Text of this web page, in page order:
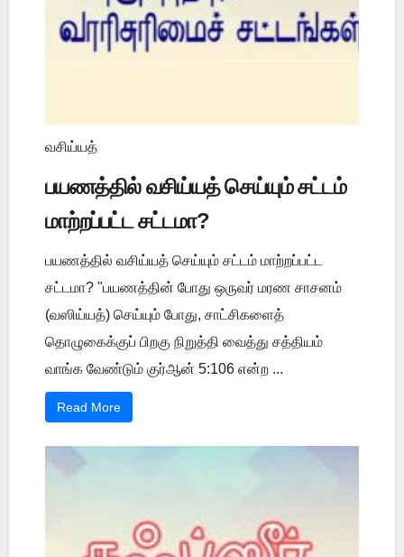
வசிய்யத்
பயணத்தில் வசிய்யத் செய்யும் சட்டம்
மாற்றப்பட்ட சட்டமா?
பயணத்தில் வசிய்யத் செய்யும் சட்டம் மாற்றப்பட்ட
சட்டமா? "பயணத்தின் போது ஒருவர் மரண சாசனம்
(வஸிய்யத்) செய்யும் போது, சாட்சிகளைத்
தொழுகைக்குப் பிறகு நிறுத்தி வைத்து சத்தியம்
வாங்க வேண்டும் குர்ஆன் 5:106 என்ற ...
Read More